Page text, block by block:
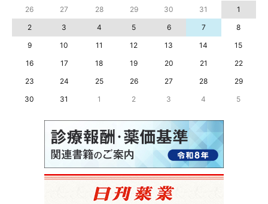
26 27 28 29 30 31
1
2
3 4 5 6 7
8
9
10 11 12 13 14
15
16
17 18 19 20 21
22
23
24 25 26 27 28
29
30
31 1 2 3 4 5